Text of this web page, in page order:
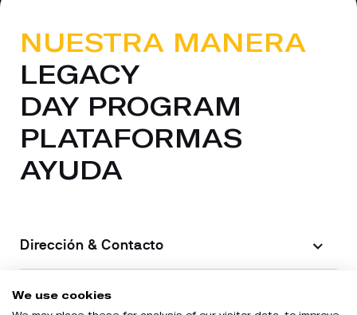
NUESTRA MANERA
LEGACY
DAY PROGRAM
PLATAFORMAS
AYUDA
Dirección & Contacto
Información legal
We use cookies